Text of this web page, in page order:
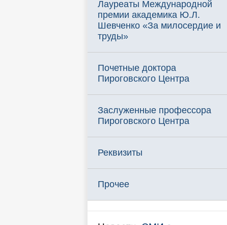
Лауреаты Международной
премии академика Ю.Л.
Шевченко «За милосердие и
труды»
Почетные доктора
Пироговского Центра
Заслуженные профессора
Пироговского Центра
Реквизиты
Прочее